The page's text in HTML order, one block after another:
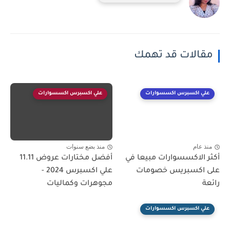
مقالات قد تهمك
علي اكسبرس اكسسوارات
منذ عام
أكثر الاكسسوارات مبيعا في
على اكسبريس خصومات
رائعة
علي اكسبرس اكسسوارات
منذ بضع سنوات
أفضل مختارات عروض 11.11
علي اكسبرس 2024 -
مجوهرات وكماليات
علي اكسبرس اكسسوارات